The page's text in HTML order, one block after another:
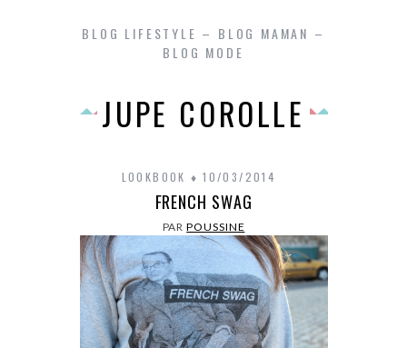
BLOG LIFESTYLE – BLOG MAMAN –
BLOG MODE
JUPE COROLLE
LOOKBOOK 10/03/2014
FRENCH SWAG
PARPOUSSINE